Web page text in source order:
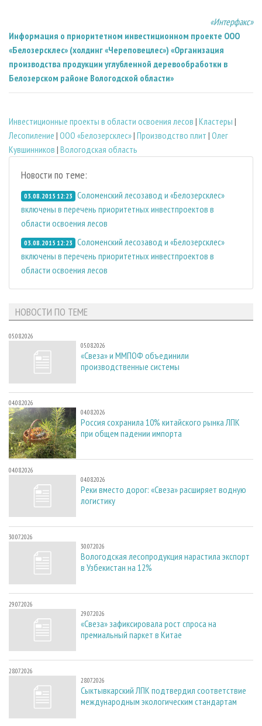
«Интерфакс»
Информация о приоритетном инвестиционном проекте ООО
«Белозерсклес» (холдинг «Череповецлес») «Организация
производства продукции углубленной деревообработки в
Белозерском районе Вологодской области»
Инвестиционные проекты в области освоения лесов | Кластеры |
Лесопиление | ООО «Белозерсклес»| Производство плит | Олег
Кувшинников | Вологодская область
Новости по теме:
03.08.2015 12:23 Соломенский лесозавод и «Белозерсклес»
включены в перечень приоритетных инвестпроектов в
области освоения лесов
03.08.2015 12:23 Соломенский лесозавод и «Белозерсклес»
включены в перечень приоритетных инвестпроектов в
области освоения лесов
НОВОСТИ ПО ТЕМЕ
05.08.2026
05.08.2026
«Свеза» и ММПОФ объединили
производственные системы
04.08.2026
04.08.2026
Россия сохранила 10% китайского рынка ЛПК
при общем падении импорта
04.08.2026
04.08.2026
Реки вместо дорог: «Свеза» расширяет водную
логистику
30.07.2026
30.07.2026
Вологодская лесопродукция нарастила экспорт
в Узбекистан на 12%
29.07.2026
29.07.2026
«Свеза» зафиксировала рост спроса на
премиальный паркет в Китае
28.07.2026
28.07.2026
Сыктывкарский ЛПК подтвердил соответствие
международным экологическим стандартам